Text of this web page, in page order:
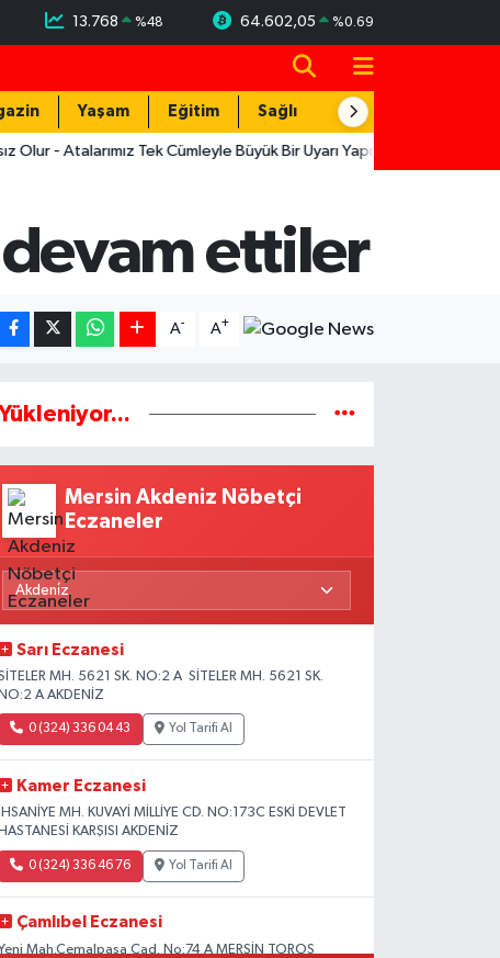
13.768 %48 64.602,05 %0.69
Yaşam Eğitim Sağlık Teknoloji
Tek Cümleyle Büyük Bir Uyarı Yapmış
ettiler
A- A+
Mersin Akdeniz Nöbetçi
Eczaneler
Sarı Eczanesi
MH. 5621 SK. NO:2 A SİTELER MH. 5621 SK.
NO:2 A AKDENİZ
0 (324) 336 04 43 Yol Tarifi Al
Kamer Eczanesi
İHSANİYE MH. KUVAYİ MİLLİYE CD. NO:173C ESKİ DEVLET
HASTANESİ KARŞISI AKDENİZ
0 (324) 336 46 76 Yol Tarifi Al
Çamlıbel Eczanesi
Mah.Cemalpaşa Cad. No:74 A MERSİN TOROS